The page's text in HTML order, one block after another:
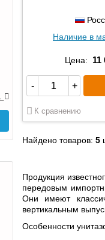
Наличие в
Цена: 11
- +
К сравнению
Найдено товаров: 5
Продукция
передовым
Они имеют
вертикальным
Особенности